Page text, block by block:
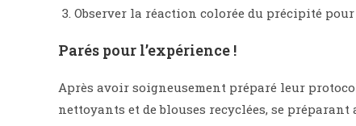
Observer la réaction colorée du précipité
Parés pour l’expérience !
Après avoir soigneusement préparé leur
nettoyants et de blouses recyclées, se